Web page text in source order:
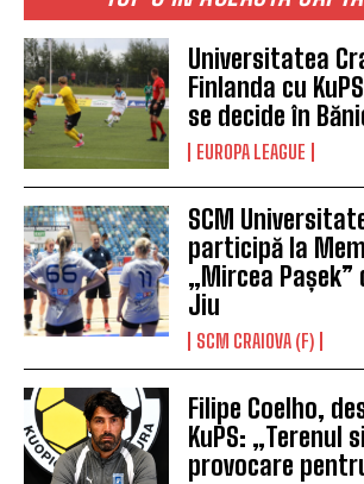
Universitatea
Finlanda cu
se decide în
EUROPA LEAGUE
SCM
participă la
„Mircea Pașek”
Jiu
SCM CRAIOVA (F)
Filipe Coelho,
KuPS: „Terenul
provocare